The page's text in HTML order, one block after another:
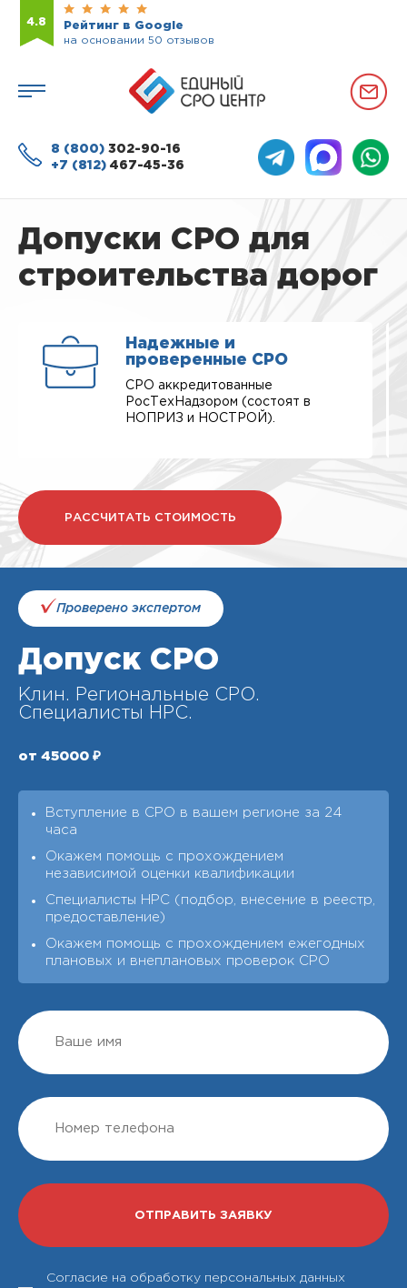
4.8
Рейтинг в Google
на основании 50 отзывов
8 (800) 302-90-16
+7 (812) 467-45-36
Допуски СРО для
строительства дорог
Надежные и
проверенные СРО
СРО аккредитованные
РосТехНадзором (состоят в
НОПРИЗ и НОСТРОЙ).
РАССЧИТАТЬ СТОИМОСТЬ
Проверено экспертом
Допуск СРО
Клин. Региональные СРО.
Специалисты НРС.
от 45000 ₽
Вступление в СРО в вашем регионе за 24
часа
Окажем помощь с прохождением
независимой оценки квалификации
Специалисты НРС (подбор, внесение в реестр,
предоставление)
Окажем помощь с прохождением ежегодных
плановых и внеплановых проверок СРО
Согласие на обработку персональных данных